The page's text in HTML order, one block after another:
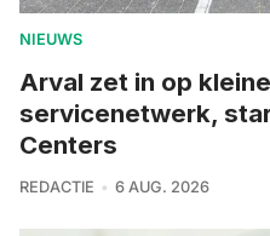
NIEUWS
Arval zet in op
servicenetwerk,
Centers
REDACTIE 6 AUG. 2026